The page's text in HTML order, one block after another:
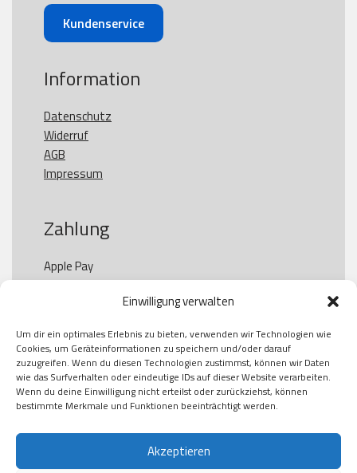
Einwilligung verwalten
Um dir ein optimales Erlebnis zu bieten, verwenden wir Technologien wie
Cookies, um Geräteinformationen zu speichern und/oder darauf
zuzugreifen. Wenn du diesen Technologien zustimmst, können wir Daten
wie das Surfverhalten oder eindeutige IDs auf dieser Website verarbeiten.
Wenn du deine Einwilligung nicht erteilst oder zurückziehst, können
bestimmte Merkmale und Funktionen beeinträchtigt werden.
Akzeptieren
Kundenservice
Information
Datenschutz
Widerruf
AGB
Impressum
Zahlung
Apple Pay
Paypal
Kauf auf Rechung
Klarna
American Express